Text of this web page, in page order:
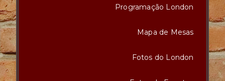
Programação London
Mapa de Mesas
Fotos do London